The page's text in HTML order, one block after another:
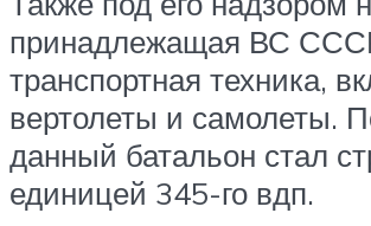
принадлежащая ВС
транспортная техника,
вертолеты и самолеты.
данный батальон стал
единицей 345-го вдп.